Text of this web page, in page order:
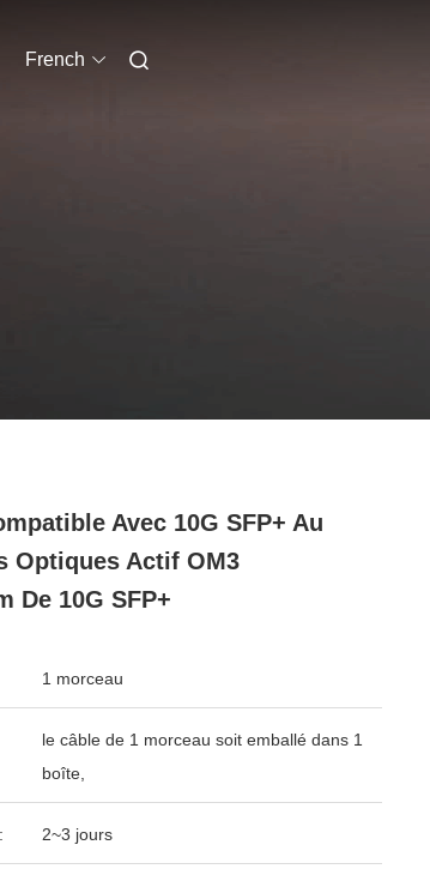
French
Avec 10G SFP+ Au
Optiques Actif OM3
De 10G SFP+
1 morceau
le câble de 1 morceau soit emballé dans 1
boîte,
2~3 jours